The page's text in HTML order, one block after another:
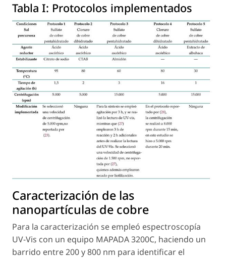
Tabla I: Protocolos implementados
Caracterización de las
nanopartículas de cobre
Para la caracterización se empleó espectroscopía
UV-Vis con un equipo MAPADA 3200C, haciendo un
barrido entre 200 y 800 nm para identificar el